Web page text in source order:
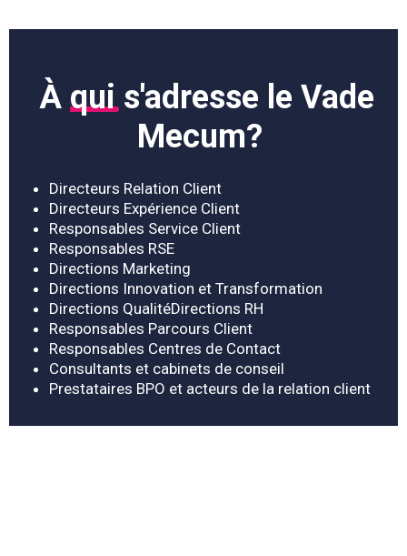
Àquis'adresse le Vade
Mecum?
Directeurs Relation Client
Directeurs Expérience Client
Responsables Service Client
Responsables RSE
Directions Marketing
Directions Innovation et Transformation
Directions QualitéDirections RH
Responsables Parcours Client
Responsables Centres de Contact
Consultants et cabinets de conseil
Prestataires BPO et acteurs de la relation client